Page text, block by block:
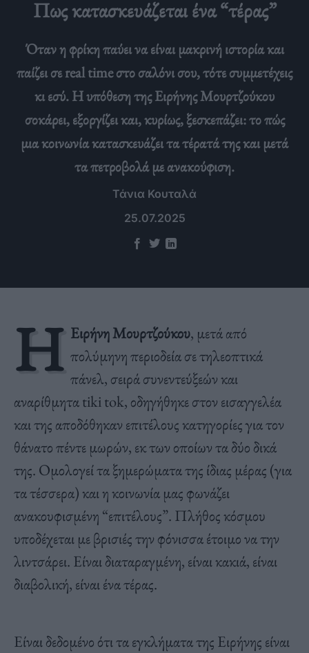
Πως κατασκευάζεται ένα “τέρας”
Όταν η φρίκη παύει να είναι μακρινή ιστορία και
παίζει σε real time στο σαλόνι σου, τότε συμμετέχεις
κι εσύ. Η υπόθεση της Ειρήνης Μουρτζούκου
σοκάρει, εξοργίζει και, κυρίως, ξεσκεπάζει: το πώς
μια κοινωνία κατασκευάζει τα τέρατά της και μετά
τα πετροβολά με ανακούφιση.
Τάνια Κουταλά
25.07.2025
Η Ειρήνη Μουρτζούκου, μετά από
πολύμηνη περιοδεία σε τηλεοπτικά
πάνελ, σειρά συνεντεύξεών και
αναρίθμητα tiki tok, οδηγήθηκε στον εισαγγελέα
και της αποδόθηκαν επιτέλους κατηγορίες για τον
θάνατο πέντε μωρών, εκ των οποίων τα δύο δικά
της. Ομολογεί τα ξημερώματα της ίδιας μέρας (για
τα τέσσερα) και η κοινωνία μας φωνάζει
ανακουφισμένη “επιτέλους”. Πλήθος κόσμου
υποδέχεται με βρισιές την φόνισσα έτοιμο να την
λιντσάρει. Είναι διαταραγμένη, είναι κακιά, είναι
διαβολική, είναι ένα τέρας.
Είναι δεδομένο ότι τα εγκλήματα της Ειρήνης είναι